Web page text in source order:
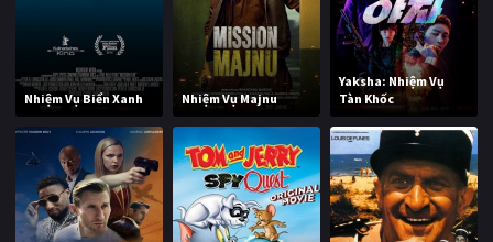
Nhiệm Vụ Biển Xanh Nhiệm Vụ Majnu
Yaksha: Nhiệm Vụ
Tàn Khốc